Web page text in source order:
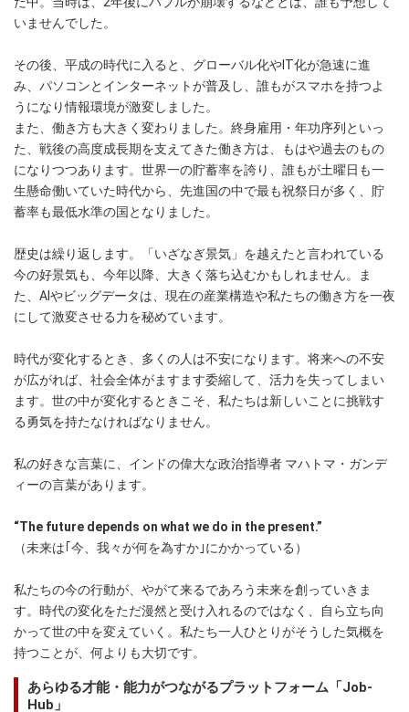
いませんでした。
その後、平成の時代に入ると、グローバル化やIT化が急速に進
み、パソコンとインターネットが普及し、誰もがスマホを持つよ
うになり情報環境が激変しました。
また、働き方も大きく変わりました。終身雇用・年功序列といっ
た、戦後の高度成長期を支えてきた働き方は、もはや過去のもの
になりつつあります。世界一の貯蓄率を誇り、誰もが土曜日も一
生懸命働いていた時代から、先進国の中で最も祝祭日が多く、貯
蓄率も最低水準の国となりました。
歴史は繰り返します。「いざなぎ景気」を越えたと言われている
今の好景気も、今年以降、大きく落ち込むかもしれません。ま
た、AIやビッグデータは、現在の産業構造や私たちの働き方を一夜
にして激変させる力を秘めています。
時代が変化するとき、多くの人は不安になります。将来への不安
が広がれば、社会全体がますます委縮して、活力を失ってしまい
ます。世の中が変化するときこそ、私たちは新しいことに挑戦す
る勇気を持たなければなりません。
私の好きな言葉に、インドの偉大な政治指導者 マハトマ・ガンデ
ィーの言葉があります。
“The future depends on what we do in the present.”
（未来は｢今、我々が何を為すか｣にかかっている）
私たちの今の行動が、やがて来るであろう未来を創っていきま
す。時代の変化をただ漫然と受け入れるのではなく、自ら立ち向
かって世の中を変えていく。私たち一人ひとりがそうした気概を
持つことが、何よりも大切です。
あらゆる才能・能力がつながるプラットフォーム「Job-
Hub」